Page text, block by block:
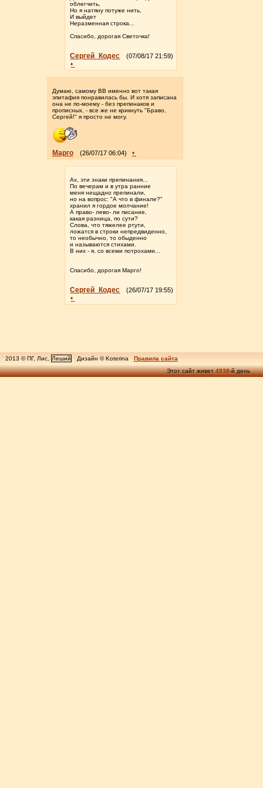
облегчить,
Но я натяну потуже нить,
И выйдет
Неразменная строка...
Спасибо, дорогая Светочка!
Сергей_Кодес (07/08/17 21:59)
•
Думаю, самому ВВ именно вот такая
эпитафия понравилась бы. И хотя записана
она не по-моему - без препинаков и
прописных, - все же не крикнуть "Браво,
Сергей!" я просто не могу.
Марго (26/07/17 06:04) •
Ах, эти знаки препинания...
По вечерам и в утра ранние
меня нещадно препинали,
но на вопрос: "А что в финале?"
хранил я гордое молчание!
А право- лево- ли писание,
какая разница, по сути?
Слова, что тяжелее ртути,
ложатся в строки непредвиденно,
то необычно, то обыденно
и называются стихами.
В них - я, со всеми потрохами...
Спасибо, дорогая Марго!
Сергей_Кодес (26/07/17 19:55)
•
2013 © ПГ, Лис, Леший Дизайн © Koterina
Правила сайта
Этот сайт живет4938-й день